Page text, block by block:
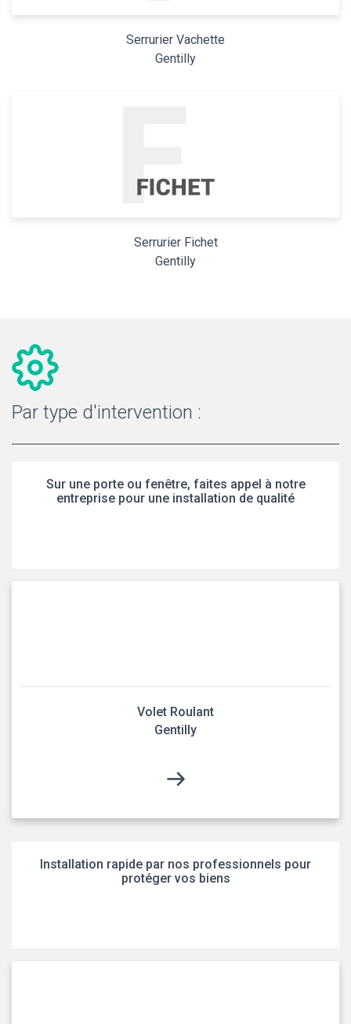
Serrurier Vachette
Gentilly
Serrurier Fichet
Gentilly
Par type d'intervention :
Sur une porte ou fenêtre, faites appel à notre
entreprise pour une installation de qualité
Volet Roulant
Gentilly
Installation rapide par nos professionnels pour
protéger vos biens